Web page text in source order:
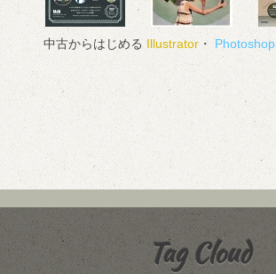
中古からはじめる Illustrator ・ Photoshop
Tag Cloud